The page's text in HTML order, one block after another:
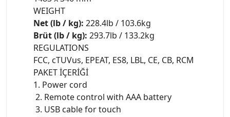
WEIGHT
Net (lb / kg): 228.4lb / 103.6kg
Brüt (lb / kg): 293.7lb / 133.2kg
REGULATIONS
FCC, cTUVus, EPEAT, ES8, LBL, CE, CB, RCM
PAKET İÇERİĞİ
1. Power cord
2. Remote control with AAA battery
3. USB cable for touch